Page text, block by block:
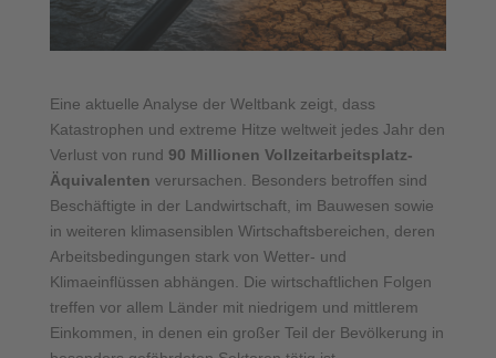
Eine aktuelle Analyse der Weltbank zeigt, dass
Katastrophen und extreme Hitze weltweit jedes Jahr den
Verlust von rund 90 Millionen Vollzeitarbeitsplatz-
Äquivalenten verursachen. Besonders betroffen sind
Beschäftigte in der Landwirtschaft, im Bauwesen sowie
in weiteren klimasensiblen Wirtschaftsbereichen, deren
Arbeitsbedingungen stark von Wetter- und
Klimaeinflüssen abhängen. Die wirtschaftlichen Folgen
treffen vor allem Länder mit niedrigem und mittlerem
Einkommen, in denen ein großer Teil der Bevölkerung in